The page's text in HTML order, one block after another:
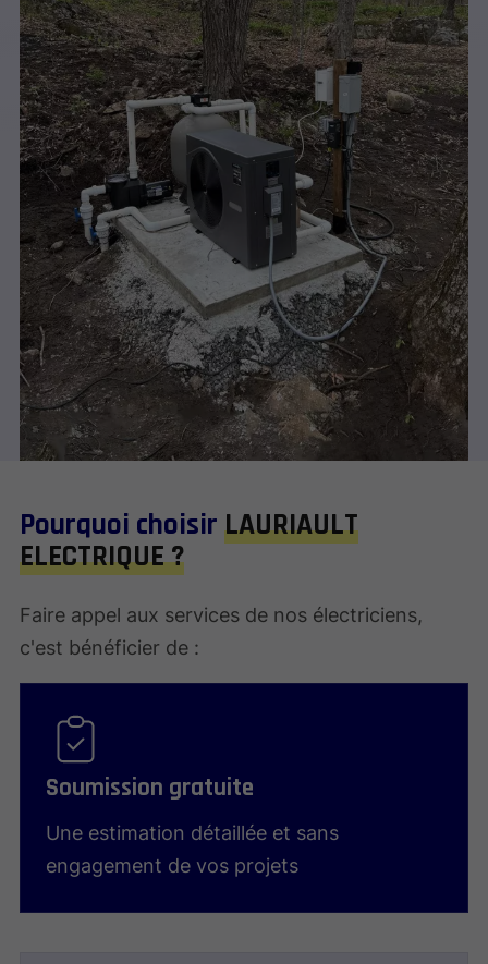
Pourquoi choisirLAURIAULT
ELECTRIQUE ?
Faire appel aux services de nos électriciens,
c'est bénéficier de :
Soumission gratuite
Une estimation détaillée et sans
engagement de vos projets